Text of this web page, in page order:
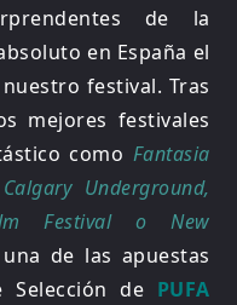
de la
en España el
festival. Tras
mejores festivales
como Fantasia
Underground,
Festival o New
de las apuestas
Selección de PUFA